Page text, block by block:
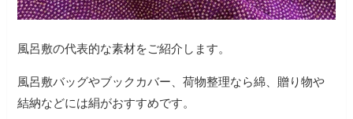
風呂敷の代表的な素材をご紹介します。
風呂敷バッグやブックカバー、荷物整理なら綿、贈り物や
結納などには絹がおすすめです。